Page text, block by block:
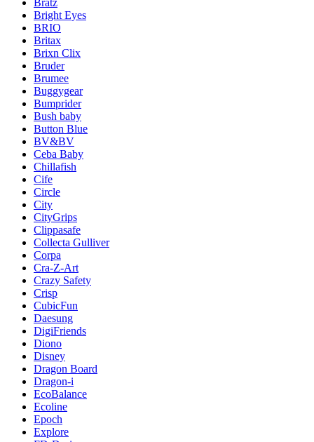
Bratz
Bright Eyes
BRIO
Britax
Brixn Clix
Bruder
Brumee
Buggygear
Bumprider
Bush baby
Button Blue
BV&BV
Ceba Baby
Chillafish
Cife
Circle
City
CityGrips
Clippasafe
Collecta Gulliver
Corpa
Cra-Z-Art
Crazy Safety
Crisp
CubicFun
Daesung
DigiFriends
Diono
Disney
Dragon Board
Dragon-i
EcoBalance
Ecoline
Epoch
Explore